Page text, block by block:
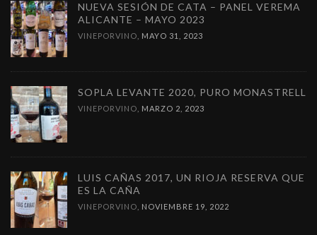
NUEVA SESIÓN DE CATA – PANEL VEREMA
ALICANTE – MAYO 2023
VINEPORVINO MAYO 31, 2023
SOPLA LEVANTE 2020, PURO MONASTRELL
VINEPORVINO MARZO 2, 2023
LUIS CAÑAS 2017, UN RIOJA RESERVA QUE
ES LA CAÑA
VINEPORVINO NOVIEMBRE 19, 2022